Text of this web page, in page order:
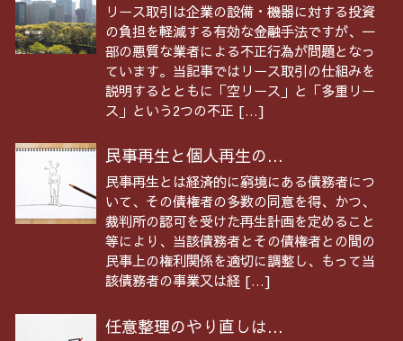
リース取引は企業の設備・機器に対する投資
の負担を軽減する有効な金融手法ですが、一
部の悪質な業者による不正行為が問題となっ
ています。当記事ではリース取引の仕組みを
説明するとともに「空リース」と「多重リー
ス」という2つの不正 […]
民事再生と個人再生の...
民事再生とは経済的に窮境にある債務者につ
いて、その債権者の多数の同意を得、かつ、
裁判所の認可を受けた再生計画を定めること
等により、当該債務者とその債権者との間の
民事上の権利関係を適切に調整し、もって当
該債務者の事業又は経 […]
任意整理のやり直しは...